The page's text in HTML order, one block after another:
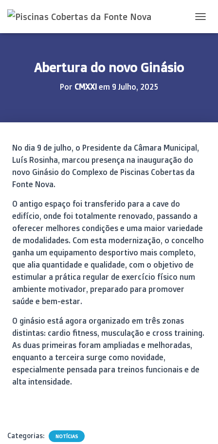
L
Abertura do novo Ginásio
Por CMXXI em 9 Julho, 2025
No dia 9 de julho, o Presidente da Câmara Municipal,
Luís Rosinha, marcou presença na inauguração do
novo Ginásio do Complexo de Piscinas Cobertas da
Fonte Nova.
O antigo espaço foi transferido para a cave do
edifício, onde foi totalmente renovado, passando a
oferecer melhores condições e uma maior variedade
de modalidades. Com esta modernização, o concelho
ganha um equipamento desportivo mais completo,
que alia quantidade e qualidade, com o objetivo de
estimular a prática regular de exercício físico num
ambiente motivador, preparado para promover
saúde e bem-estar.
O ginásio está agora organizado em três zonas
distintas: cardio fitness, musculação e cross training.
As duas primeiras foram ampliadas e melhoradas,
enquanto a terceira surge como novidade,
especialmente pensada para treinos funcionais e de
alta intensidade.
Categorias: NOTÍCIAS